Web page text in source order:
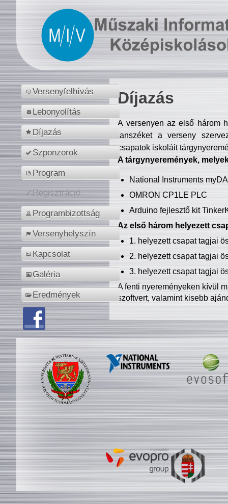
Versenyfelhívás
Lebonyolítás
Díjazás
Szponzorok
Program
Regisztráció
Programbizottság
Versenyhelyszín
Kapcsolat
Galéria
Eredmények
Díjazás
A versenyen az első három
tanszéket a verseny
csapatok iskoláit
A tárgynyeremények,
National Instruments
OMRON CP1LE PLC
Arduino fejlesztő kit
Az első három helyezett
1. helyezett csapat tagjai
2. helyezett csapat tagjai
3. helyezett csapat tagjai
A fenti nyereményeken kívül
szoftvert, valamint kisebb